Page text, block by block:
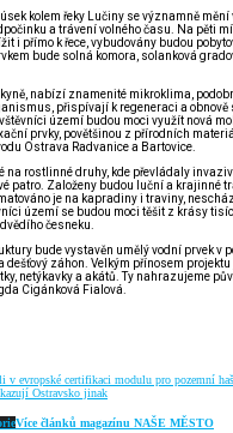
kolem řeky Lučiny se významně
a trávení volného času. Na pěti
i přímo k řece, vybudovány budou
bude solná komora, solanková
nabízí znamenité mikroklima,
přispívají k regeneraci a
území budou moci využít nová
prvky, povětšinou z přírodních
Ostrava Radvanice a Bartovice.
na rostlinné druhy, kde převládaly
patro. Založeny budou luční a krajinné
je na kapradiny i traviny,
území se budou moci těšit z krásy
česneku.
bude vystavěn umělý vodní prvek v
dešťový záhon. Velkým přínosem
netýkavky a akátů. Ty nahrazujeme
Cigánková Fialová.
v evropské certifikaci modulu pro pozemní
Ostravsko jinak
Více článků magazínu NAŠE MĚSTO